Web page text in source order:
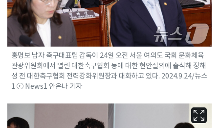
홍명보 남자 축구대표팀 감독이 24일 오전 서울 여의도 국회 문화체육
관광위원회에서 열린 대한축구협회 등에 대한 현안질의에 출석해 정해
성 전 대한축구협회 전력강화위원장과 대화하고 있다. 2024.9.24/뉴스
1 ⓒ News1 안은나 기자